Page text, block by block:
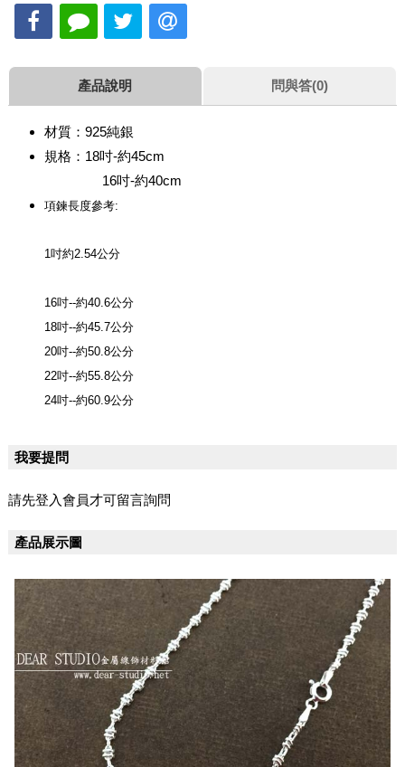
產品說明 問與答(0)
材質：925純銀
規格：18吋-約45cm
16吋-約40cm
項鍊長度參考:
1吋約2.54公分
16吋--約40.6公分
18吋--約45.7公分
20吋--約50.8公分
22吋--約55.8公分
24吋--約60.9公分
我要提問
請先登入會員才可留言詢問
產品展示圖